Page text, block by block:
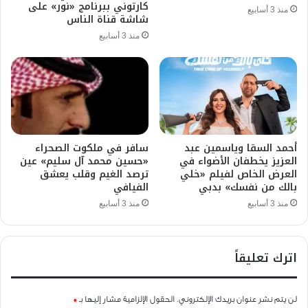
منذ 3 أسابيع كارتوني ببرنامج «نور» على
شاشة قناة الناس
منذ 3 أسابيع
أحمد السقا وياسمين عبد
العزيز يخطفان الأضواء في
العرض الخاص لفيلم «خلي
بالك من نفسك» بدبي
منذ 3 أسابيع
سافر في ملكوت الصحراء
«حسين محمد آل سليم» عين
ترصد الغيم وقلب يعشق
الفيافي
منذ 3 أسابيع
اترك تعليقاً
لن يتم نشر عنوان بريدك الإلكتروني. الحقول الإلزامية مشار إليها بـ*